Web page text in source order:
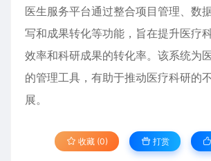
医生服务平台通过整合项目管理、数
写和成果转化等功能，旨在提升医疗
效率和科研成果的转化率。该系统为
的管理工具，有助于推动医疗科研的
展。
收藏 (0) 打赏